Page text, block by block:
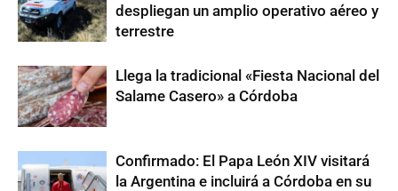
despliegan un amplio operativo aéreo y
terrestre
Llega la tradicional «Fiesta Nacional del
Salame Casero» a Córdoba
Confirmado: El Papa León XIV visitará
la Argentina e incluirá a Córdoba en su